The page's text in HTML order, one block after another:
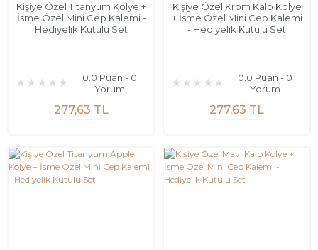
Kişiye Özel Titanyum Kolye +
İsme Özel Mini Cep Kalemi -
Hediyelik Kutulu Set
0.0 Puan - 0
Yorum
277,63 TL
Kişiye Özel Krom Kalp Kolye
+ İsme Özel Mini Cep Kalemi
- Hediyelik Kutulu Set
0.0 Puan - 0
Yorum
277,63 TL